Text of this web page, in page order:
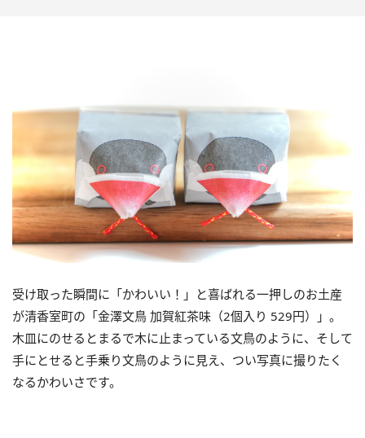
受け取った瞬間に「かわいい！」と喜ばれる一押しのお土産
が清香室町の「金澤文鳥 加賀紅茶味（2個入り 529円）」。
木皿にのせるとまるで木に止まっている文鳥のように、そして
手にとせると手乗り文鳥のように見え、つい写真に撮りたく
なるかわいさです。